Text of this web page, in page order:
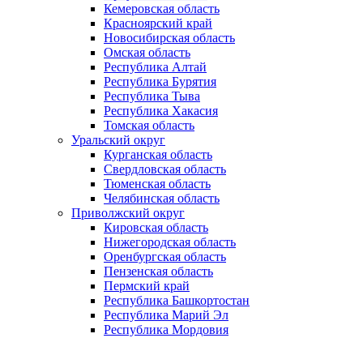
Кемеровская область
Красноярский край
Новосибирская область
Омская область
Республика Алтай
Республика Бурятия
Республика Тыва
Республика Хакасия
Томская область
Уральский округ
Курганская область
Свердловская область
Тюменская область
Челябинская область
Приволжский округ
Кировская область
Нижегородская область
Оренбургская область
Пензенская область
Пермский край
Республика Башкортостан
Республика Марий Эл
Республика Мордовия